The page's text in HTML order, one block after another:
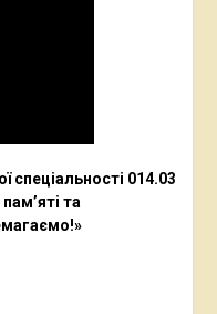
спеціальності 014.03
та